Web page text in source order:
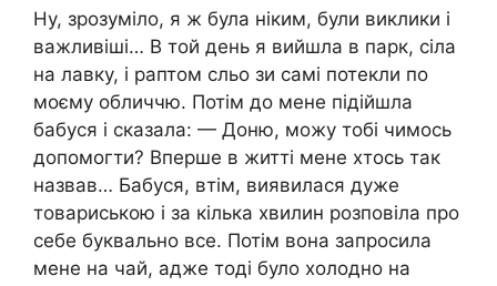
Ну, зрозуміло, я ж була ніким, були виклики і
важливіші… В той день я вийшла в парк, сіла
на лавку, і раптом сльо зи самі потекли по
моєму обличчю. Потім до мене підійшла
бабуся і сказала: — Доню, можу тобі чимось
допомогти? Вперше в житті мене хтось так
назвав… Бабуся, втім, виявилася дуже
товариською і за кілька хвилин розповіла про
себе буквально все. Потім вона запросила
мене на чай, адже тоді було холодно на